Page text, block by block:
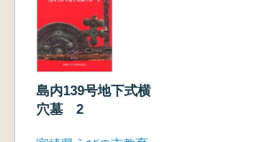
島内139号地下式横
穴墓 2